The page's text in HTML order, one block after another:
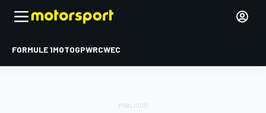
FORMULE 1MOTOGPWRCWEC